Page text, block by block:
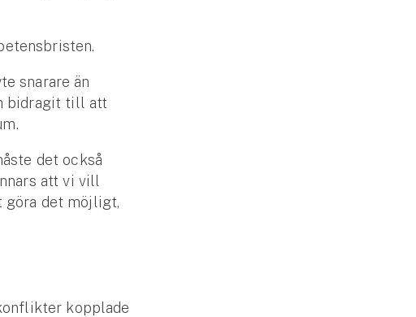
snarare än
bidragit till att
det också
att vi vill
göra det möjligt,
kopplade